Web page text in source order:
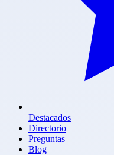
Destacados
Directorio
Preguntas
Blog